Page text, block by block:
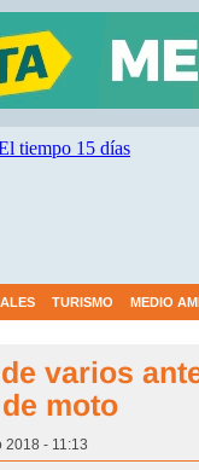
TURISMO MEDIO
varios
moto
2018 - 11:13